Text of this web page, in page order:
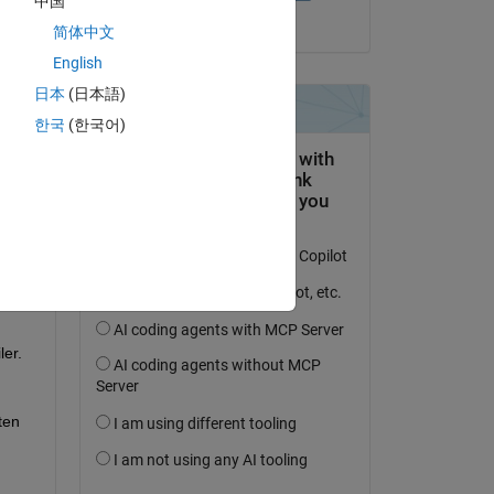
简体中文
English
日本 (日本語)
한국 (한국어)